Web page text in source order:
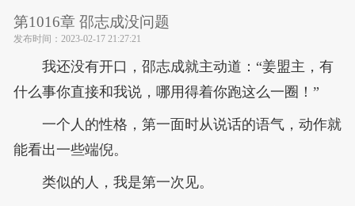
第1016章 邵志成没问题
发布时间： 2023-02-17 21:27:21
我还没有开口，邵志成就主动道：“姜盟主，有
什么事你直接和我说，哪用得着你跑这么一圈！”
一个人的性格，第一面时从说话的语气，动作就
能看出一些端倪。
类似的人，我是第一次见。